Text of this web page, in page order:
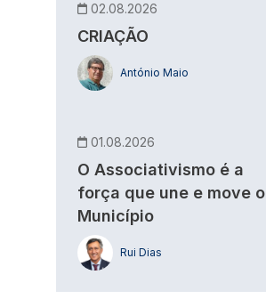
02.08.2026
CRIAÇÃO
António Maio
01.08.2026
O Associativismo é a
força que une e move o
Município
Rui Dias